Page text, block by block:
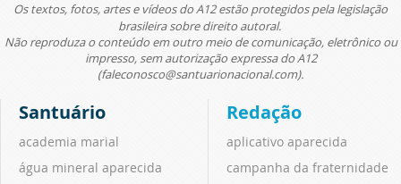
Os textos, fotos, artes e vídeos do A12 estão protegidos pela legislação
brasileira sobre direito autoral.
Não reproduza o conteúdo em outro meio de comunicação, eletrônico ou
impresso, sem autorização expressa do A12
(faleconosco@santuarionacional.com).
Santuário
academia marial
água mineral aparecida
Redação
aplicativo aparecida
campanha da fraternidade